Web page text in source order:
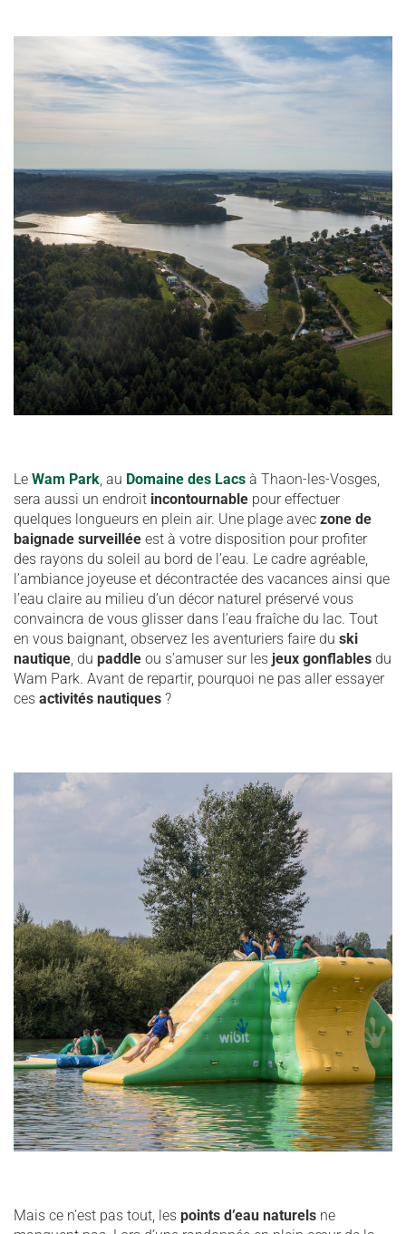
Le Wam Park, au Domaine des Lacs à Thaon-les-Vosges,
sera aussi un endroit incontournable pour effectuer
quelques longueurs en plein air. Une plage avec zone de
baignade surveillée est à votre disposition pour profiter
des rayons du soleil au bord de l’eau. Le cadre agréable,
l’ambiance joyeuse et décontractée des vacances ainsi que
l’eau claire au milieu d’un décor naturel préservé vous
convaincra de vous glisser dans l’eau fraîche du lac. Tout
en vous baignant, observez les aventuriers faire du ski
nautique, du paddle ou s’amuser sur les jeux gonflables du
Wam Park. Avant de repartir, pourquoi ne pas aller essayer
ces activités nautiques ?
Mais ce n’est pas tout, les points d’eau naturels ne